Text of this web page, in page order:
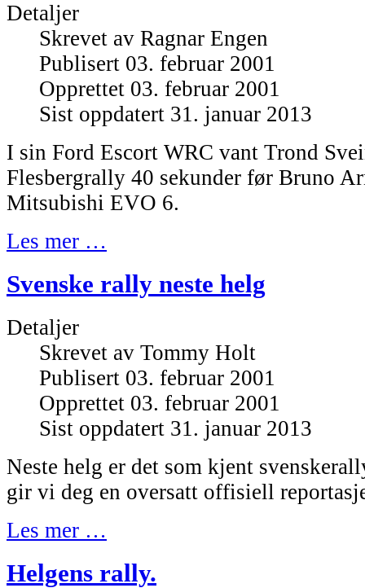
Detaljer
Skrevet av Ragnar Engen
Publisert 03. februar 2001
Opprettet 03. februar 2001
Sist oppdatert 31. januar 2013
I sin Ford Escort WRC vant Trond
Flesbergrally 40 sekunder før Bruno
Mitsubishi EVO 6.
Les mer …
Svenske rally neste helg
Detaljer
Skrevet av Tommy Holt
Publisert 03. februar 2001
Opprettet 03. februar 2001
Sist oppdatert 31. januar 2013
Neste helg er det som kjent
gir vi deg en oversatt offisiell
Les mer …
Helgens rally.